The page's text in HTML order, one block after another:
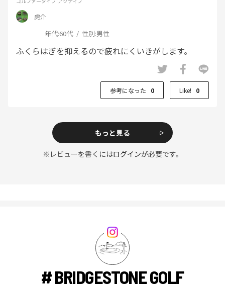
虎介
年代:60代 性別:男性
ふくらはぎを抑えるので疲れにくいきがします。
参考になった 0 Like! 0
もっと見る
※レビューを書くにはログインが必要です。
# BRIDGESTONE GOLF